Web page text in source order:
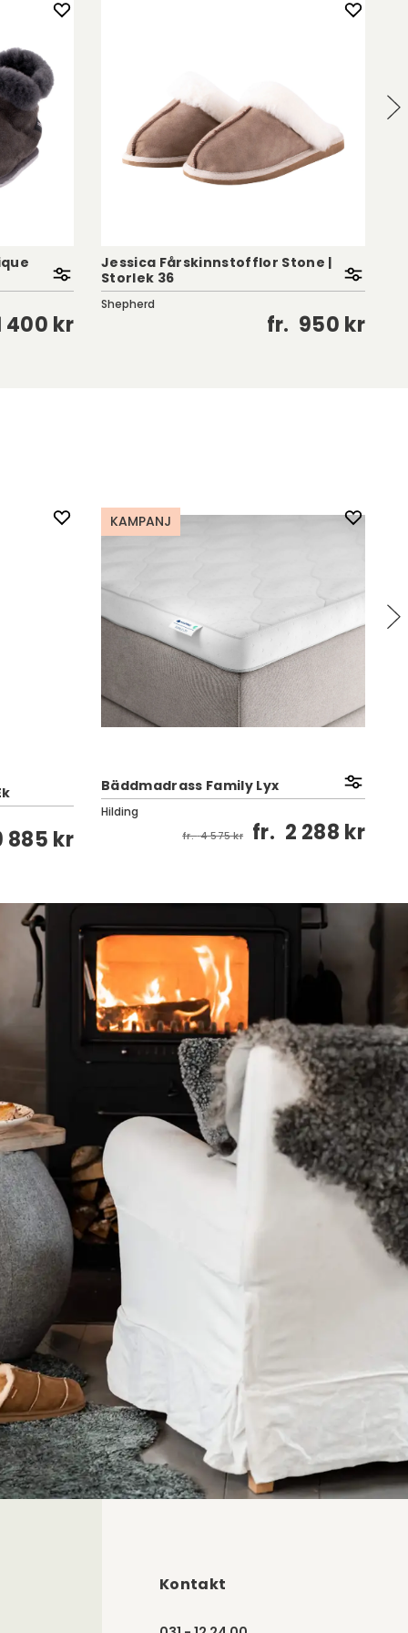
400 kr
Jessica Fårskinnstofflor Stone |
Storlek 36
Shepherd
fr. 950 kr
885 kr
KAMPANJ
Bäddmadrass Family Lyx
Hilding
fr. 4 575 kr fr. 2 288 kr
Kontakt